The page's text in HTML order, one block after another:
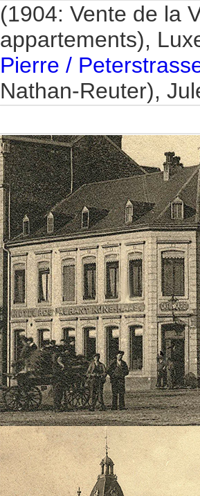
(1904: Vente de la
appartements),
Pierre /
Nathan-Reuter),